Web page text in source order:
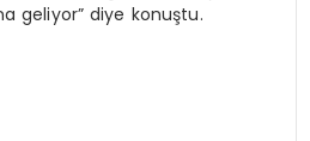
geliyor” diye konuştu.